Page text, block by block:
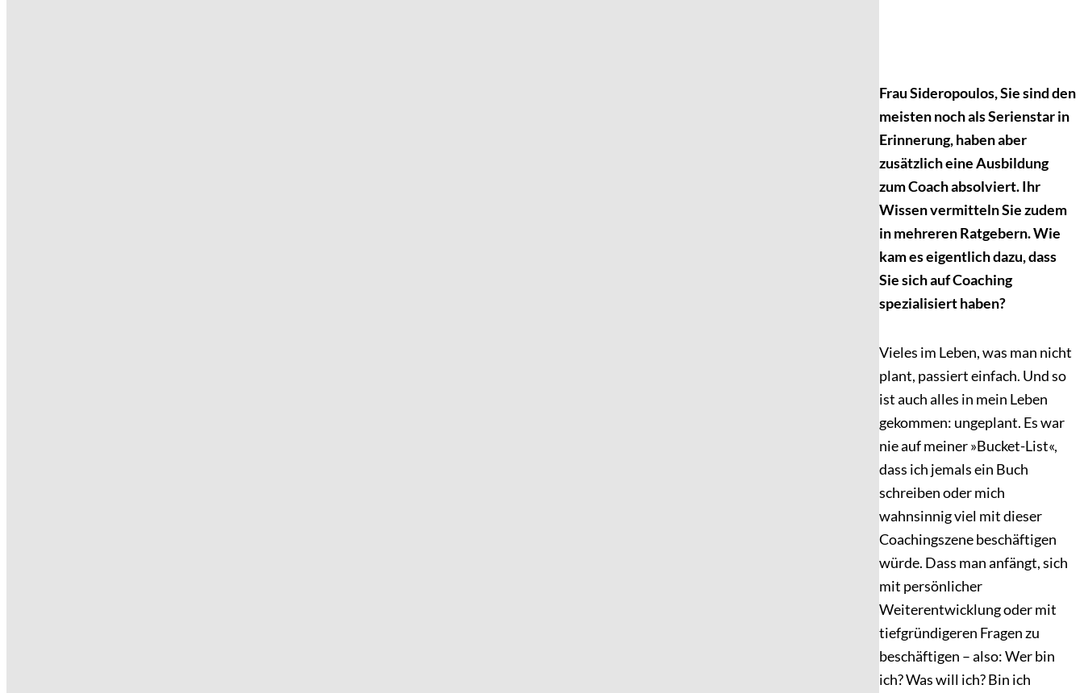
Frau Sideropoulos, Sie sind den
meisten noch als Serienstar in
Erinnerung, haben aber
zusätzlich eine Ausbildung
zum Coach absolviert. Ihr
Wissen vermitteln Sie zudem
in mehreren Ratgebern.Wie
kam es eigentlich dazu, dass
Sie sich auf Coaching
spezialisiert haben?
Vieles im Leben, was man nicht
plant, passiert einfach. Und so
ist auch alles in mein Leben
gekommen: ungeplant. Es war
nie auf meiner »Bucket-List«,
dass ich jemals ein Buch
schreiben oder mich
wahnsinnig viel mit dieser
Coachingszene beschäftigen
würde. Dass man anfängt, sich
mit persönlicher
Weiterentwicklung oder mit
tiefgründigeren Fragen zu
beschäftigen – also: Wer bin
ich? Was will ich? Bin ich